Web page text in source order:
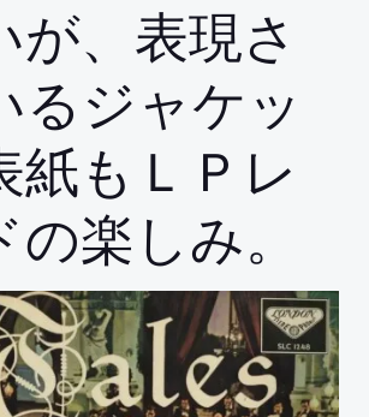
が、表現さ
るジャケッ
紙もＬＰレ
楽しみ。